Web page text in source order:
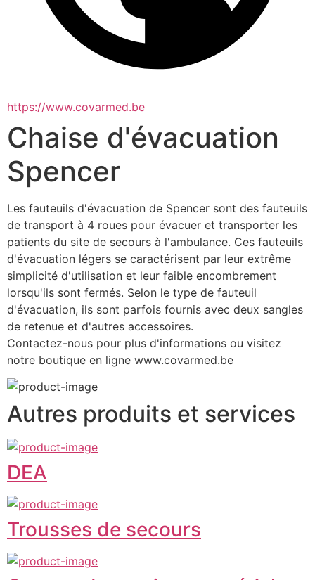
https://www.covarmed.be
Chaise d'évacuation
Spencer
Les fauteuils d'évacuation de Spencer sont des fauteuils
de transport à 4 roues pour évacuer et transporter les
patients du site de secours à l'ambulance. Ces fauteuils
d'évacuation légers se caractérisent par leur extrême
simplicité d'utilisation et leur faible encombrement
lorsqu'ils sont fermés. Selon le type de fauteuil
d'évacuation, ils sont parfois fournis avec deux sangles
de retenue et d'autres accessoires.
Contactez-nous pour plus d'informations ou visitez
notre boutique en ligne www.covarmed.be
Autres produits et services
DEA
Trousses de secours